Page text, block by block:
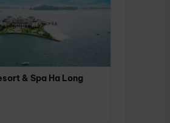
& Spa Ha Long